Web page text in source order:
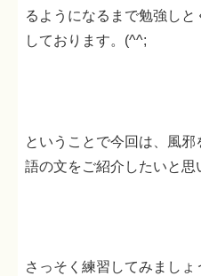
るようになるまで勉強し
しております。(^^;
ということで今回は、風
語の文をご紹介したいと思
さっそく練習してみましょ